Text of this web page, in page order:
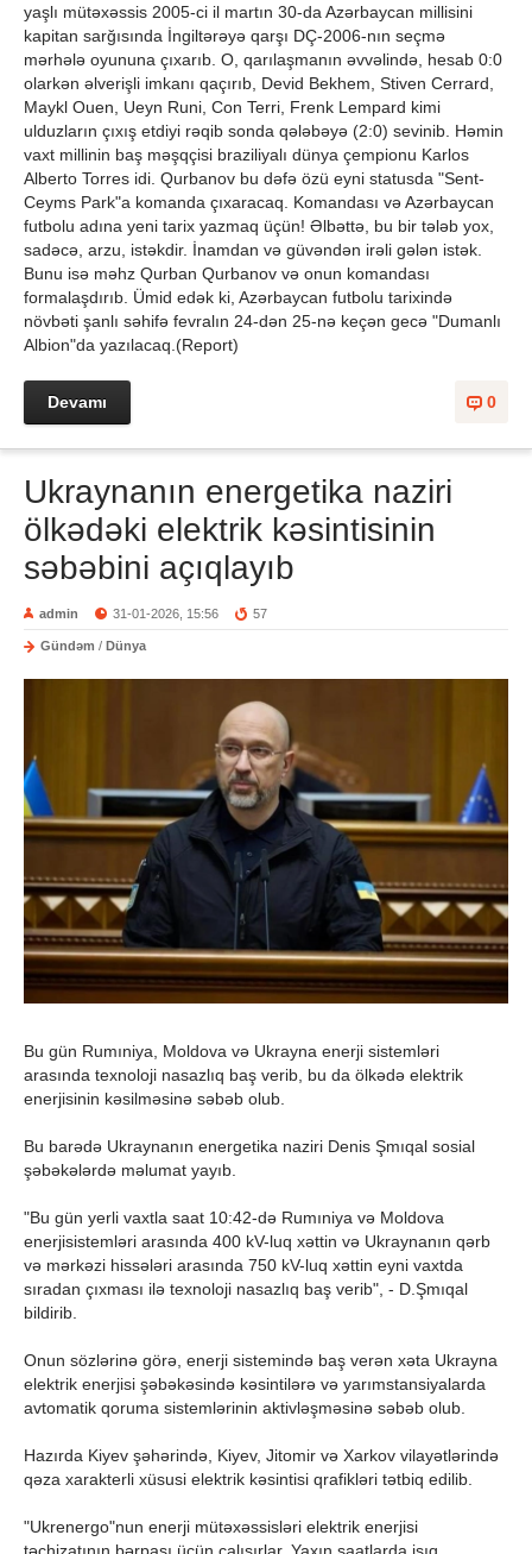
yaşlı mütəxəssis 2005-ci il martın 30-da Azərbaycan millisini
kapitan sarğısında İngiltərəyə qarşı DÇ-2006-nın seçmə
mərhələ oyununa çıxarıb. O, qarılaşmanın əvvəlində, hesab 0:0
olarkən əlverişli imkanı qaçırıb, Devid Bekhem, Stiven Cerrard,
Maykl Ouen, Ueyn Runi, Con Terri, Frenk Lempard kimi
ulduzların çıxış etdiyi rəqib sonda qələbəyə (2:0) sevinib. Həmin
vaxt millinin baş məşqçisi braziliyalı dünya çempionu Karlos
Alberto Torres idi. Qurbanov bu dəfə özü eyni statusda "Sent-
Ceyms Park"a komanda çıxaracaq. Komandası və Azərbaycan
futbolu adına yeni tarix yazmaq üçün! Əlbəttə, bu bir tələb yox,
sadəcə, arzu, istəkdir. İnamdan və güvəndən irəli gələn istək.
Bunu isə məhz Qurban Qurbanov və onun komandası
formalaşdırıb. Ümid edək ki, Azərbaycan futbolu tarixində
növbəti şanlı səhifə fevralın 24-dən 25-nə keçən gecə "Dumanlı
Albion"da yazılacaq.(Report)
0
Devamı
Ukraynanın energetika naziri
ölkədəki elektrik kəsintisinin
səbəbini açıqlayıb
admin 31-01-2026, 15:56 57
Gündəm / Dünya
Bu gün Rumıniya, Moldova və Ukrayna enerji sistemləri
arasında texnoloji nasazlıq baş verib, bu da ölkədə elektrik
enerjisinin kəsilməsinə səbəb olub.
Bu barədə Ukraynanın energetika naziri Denis Şmıqal sosial
şəbəkələrdə məlumat yayıb.
"Bu gün yerli vaxtla saat 10:42-də Rumıniya və Moldova
enerjisistemləri arasında 400 kV-luq xəttin və Ukraynanın qərb
və mərkəzi hissələri arasında 750 kV-luq xəttin eyni vaxtda
sıradan çıxması ilə texnoloji nasazlıq baş verib", - D.Şmıqal
bildirib.
Onun sözlərinə görə, enerji sistemində baş verən xəta Ukrayna
elektrik enerjisi şəbəkəsində kəsintilərə və yarımstansiyalarda
avtomatik qoruma sistemlərinin aktivləşməsinə səbəb olub.
Hazırda Kiyev şəhərində, Kiyev, Jitomir və Xarkov vilayətlərində
qəza xarakterli xüsusi elektrik kəsintisi qrafikləri tətbiq edilib.
"Ukrenergo"nun enerji mütəxəssisləri elektrik enerjisi
təchizatının bərpası üçün çalışırlar. Yaxın saatlarda işıq